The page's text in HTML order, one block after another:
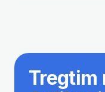
Tregtim